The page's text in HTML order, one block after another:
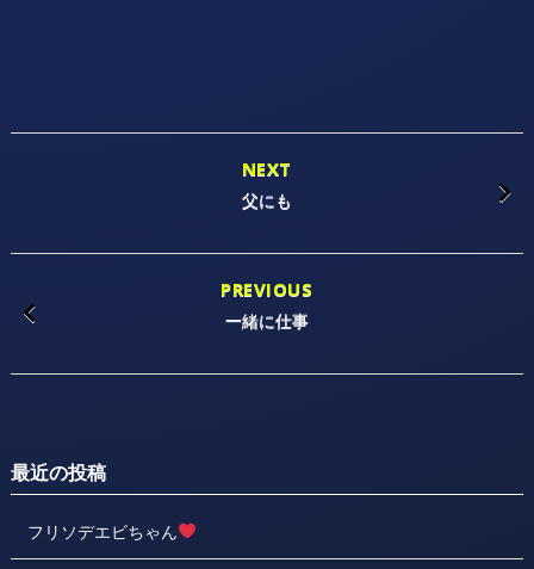
NEXT
父にも
PREVIOUS
一緒に仕事
最近の投稿
フリソデエビちゃん